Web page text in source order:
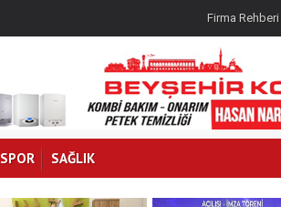
Firma Rehberi
SPOR SAĞLIK